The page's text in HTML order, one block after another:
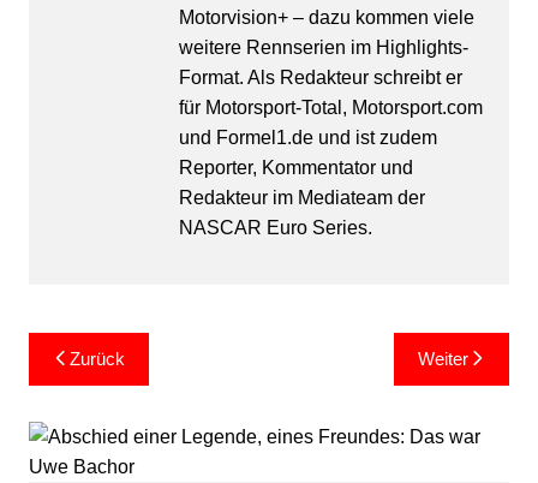
Motorvision+ – dazu kommen viele
weitere Rennserien im Highlights-
Format. Als Redakteur schreibt er
für Motorsport-Total, Motorsport.com
und Formel1.de und ist zudem
Reporter, Kommentator und
Redakteur im Mediateam der
NASCAR Euro Series.
Beitragsnavigation
Zurück Weiter